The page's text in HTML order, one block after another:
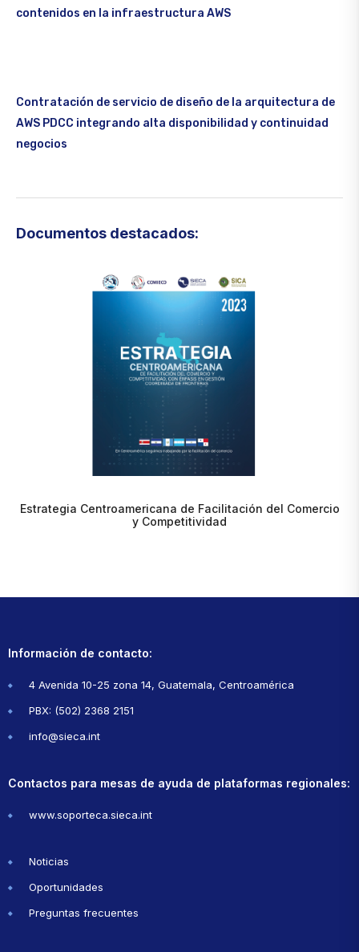
contenidos en la infraestructura AWS
Contratación de servicio de diseño de la arquitectura de
AWS PDCC integrando alta disponibilidad y continuidad
negocios
Documentos destacados:
Estrategia Centroamericana de Facilitación del Comercio
y Competitividad
Información de contacto:
4 Avenida 10-25 zona 14, Guatemala, Centroamérica
PBX: (502) 2368 2151
info@sieca.int
Contactos para mesas de ayuda de plataformas regionales:
www.soporteca.sieca.int
Noticias
Oportunidades
Preguntas frecuentes